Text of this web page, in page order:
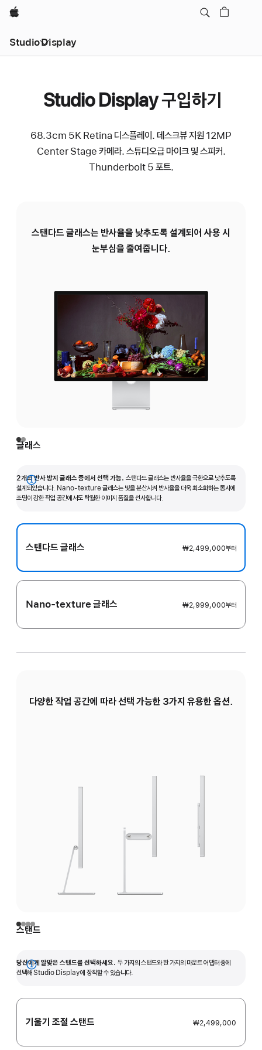
Apple
Studio Display
Studio Display 구입하기
68.3cm 5K Retina 디스플레이. 데스크뷰 지원 12MP
Center Stage 카메라. 스튜디오급 마이크 및 스피커.
Thunderbolt 5 포트.
스탠다드 글래스는 반사율을 낮추도록 설계되어 사용 시
눈부심을 줄여줍니다.
글래스
2개의 반사 방지 글래스 중에서 선택 가능. 스탠다드 글래스는 반사율을 극한으로 낮추도록
설계되었습니다. Nano-texture 글래스는 빛을 분산시켜 반사율을 더욱 최소화하는 동시에
조명이 강한 작업 공간에서도 탁월한 이미지 품질을 선사합니다.
자세히
보기
스탠다드 글래스 ₩2,499,000부터
Nano-texture 글래스 ₩2,999,000부터
다양한 작업 공간에 따라 선택 가능한 3가지 유용한 옵션.
스탠드
당신에게 알맞은 스탠드를 선택하세요. 두 가지의 스탠드와 한 가지의 마운트 어댑터 중에
선택해 Studio Display에 장착할 수 있습니다.
자세히
기울기 조절 스탠드 ₩2,499,000